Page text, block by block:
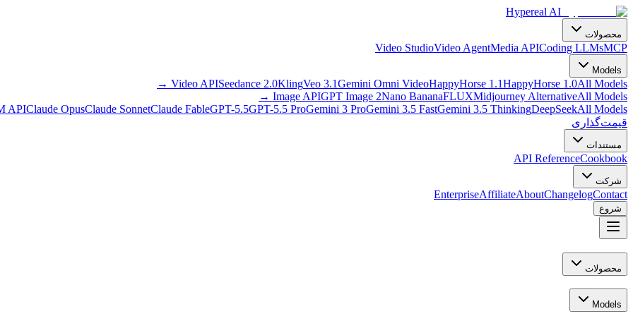
Hypereal AI
محصولات
Video StudioVideo AgentMedia APICoding LLMsMCP
Models
Video APISeedance 2.0KlingVeo 3.1Gemini Omni VideoHappyHorse 1.1HappyHorse 1.0All Models
→
Image APIGPT Image 2Nano BananaFLUXMidjourney AlternativeAll Models
→
APIClaude OpusClaude SonnetClaude FableGPT-5.5GPT-5.5 ProGemini 3 ProGemini 3.5 FastGemini 3.5 ThinkingDeepSeekAll Models
قیمت‌گذاری
مستندات
API ReferenceCookbook
شرکت
EnterpriseAffiliateAboutChangelogContact
شروع
محصولات
Models